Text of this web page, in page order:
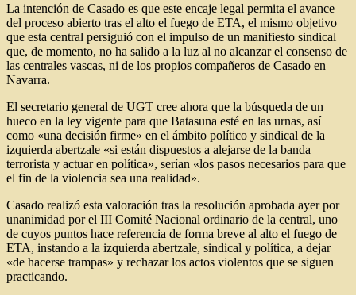
La intención de Casado es que este encaje legal permita el avance
del proceso abierto tras el alto el fuego de ETA, el mismo objetivo
que esta central persiguió con el impulso de un manifiesto sindical
que, de momento, no ha salido a la luz al no alcanzar el consenso de
las centrales vascas, ni de los propios compañeros de Casado en
Navarra.
El secretario general de UGT cree ahora que la búsqueda de un
hueco en la ley vigente para que Batasuna esté en las urnas, así
como «una decisión firme» en el ámbito político y sindical de la
izquierda abertzale «si están dispuestos a alejarse de la banda
terrorista y actuar en política», serían «los pasos necesarios para que
el fin de la violencia sea una realidad».
Casado realizó esta valoración tras la resolución aprobada ayer por
unanimidad por el III Comité Nacional ordinario de la central, uno
de cuyos puntos hace referencia de forma breve al alto el fuego de
ETA, instando a la izquierda abertzale, sindical y política, a dejar
«de hacerse trampas» y rechazar los actos violentos que se siguen
practicando.